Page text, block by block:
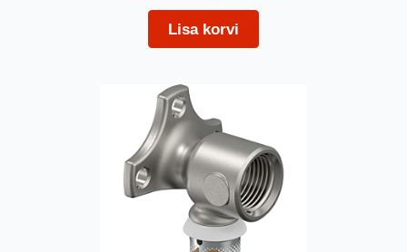
Lisa korvi